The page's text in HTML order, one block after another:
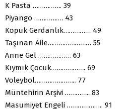
K Pasta ……………. 39
Piyango ……………. 43
Kopuk Gerdanlık…………… 49
Taşınan Aile…………………… 55
Anne Gel ……………… 63
Kıymık Çocuk………………. 69
Voleybol………………….. 77
Müntehirin Arşivi ………….. 83
Masumiyet Engeli ……………….. 91